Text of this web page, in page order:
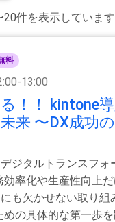
件を表示しています
料
13:00
！！ kintone
来 〜DX成功
ジタルトランスフォ
効率化や生産性向上
も欠かせない取り組
めの具体的な第一歩